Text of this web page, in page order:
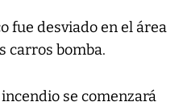
fue desviado en el área
carros bomba.
se comenzará